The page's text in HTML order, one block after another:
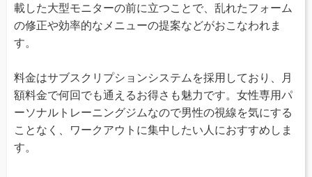
載した大型モニターの前に立つことで、乱れたフォーム
の修正や効率的なメニューの提案などがおこなわれま
す。
料金はサブスクリプションシステムを採用しており、月
額料金で何回でも通えるお得さも魅力です。女性専用パ
ーソナルトレーニングジムなので男性の視線を気にする
ことなく、ワークアウトに集中したい人におすすめしま
す。